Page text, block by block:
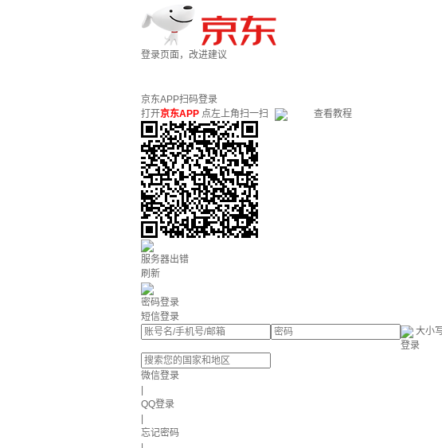
登录页面，改进建议
京东APP扫码登录
打开京东APP 点左上角扫一扫 查看教程
服务器出错
刷新
密码登录
短信登录
大小
登录
微信登录
QQ登录
忘记密码